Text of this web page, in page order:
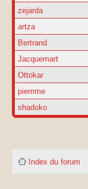
zejarda
artza
Bertrand
Jacquemart
Ottokar
piemme
shadoko
Index du forum